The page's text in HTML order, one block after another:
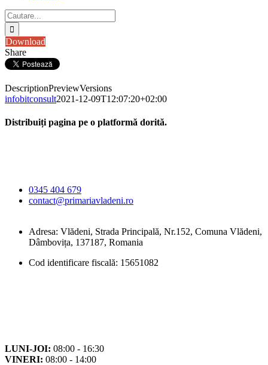
Cautare...
Download
Share
DescriptionPreviewVersions
infobitconsult2021-12-09T12:07:20+02:00
Distribuiți pagina pe o platformă dorită.
0345 404 679
contact@primariavladeni.ro
Adresa: Vlădeni, Strada Principală, Nr.152, Comuna Vlădeni,
Dâmbovița, 137187, Romania
Cod identificare fiscală: 15651082
LUNI-JOI: 08:00 - 16:30
VINERI: 08:00 - 14:00